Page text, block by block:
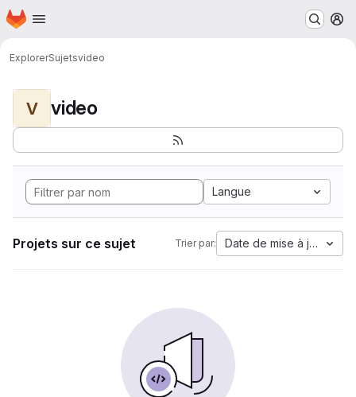
Passer au contenu principal
Page d'accueil
ExplorerSujetsvideo
V video
Langue
Projets sur ce sujet Trier par: Date de mise à jour